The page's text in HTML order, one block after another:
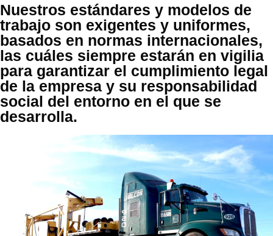
Nuestros estándares y modelos de
trabajo son exigentes y uniformes,
basados en normas internacionales,
las cuáles siempre estarán en vigilia
para garantizar el cumplimiento legal
de la empresa y su responsabilidad
social del entorno en el que se
desarrolla.